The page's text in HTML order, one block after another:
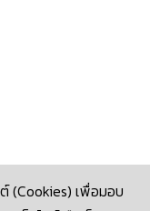
(Cookies) เพื่อมอบ